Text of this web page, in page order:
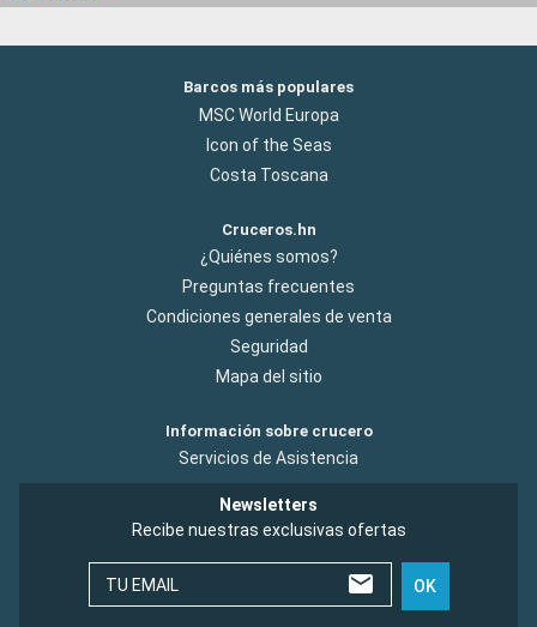
Barcos más populares
MSC World Europa
Icon of the Seas
Costa Toscana
Cruceros.hn
¿Quiénes somos?
Preguntas frecuentes
Condiciones generales de venta
Seguridad
Mapa del sitio
Información sobre crucero
Servicios de Asistencia
Newsletters
Recibe nuestras exclusivas ofertas
TU EMAIL OK